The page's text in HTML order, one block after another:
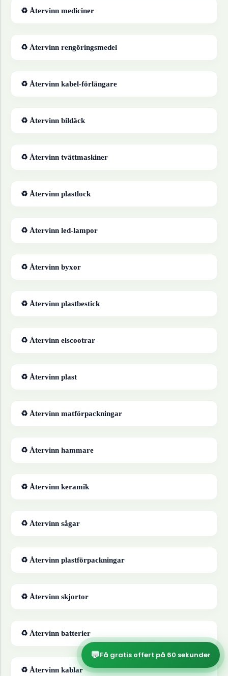
♻ Återvinn mediciner
♻ Återvinn rengöringsmedel
♻ Återvinn kabel-förlängare
♻ Återvinn bildäck
♻ Återvinn tvättmaskiner
♻ Återvinn plastlock
♻ Återvinn led-lampor
♻ Återvinn byxor
♻ Återvinn plastbestick
♻ Återvinn elscootrar
♻ Återvinn plast
♻ Återvinn matförpackningar
♻ Återvinn hammare
♻ Återvinn keramik
♻ Återvinn sågar
♻ Återvinn plastförpackningar
♻ Återvinn skjortor
♻ Återvinn batterier
♻ Återvinn kablar
💬Få gratis offert på 60 sekunder